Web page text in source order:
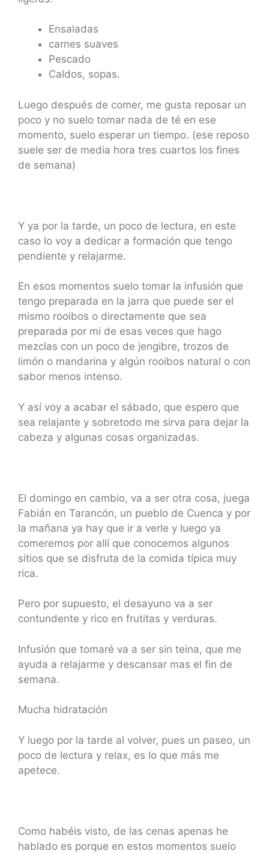
Ensaladas
carnes suaves
Pescado
Caldos, sopas.
Luego después de comer, me gusta reposar un
poco y no suelo tomar nada de té en ese
momento, suelo esperar un tiempo. (ese reposo
suele ser de media hora tres cuartos los fines
de semana)
Y ya por la tarde, un poco de lectura, en este
caso lo voy a dedicar a formación que tengo
pendiente y relajarme.
En esos momentos suelo tomar la infusión que
tengo preparada en la jarra que puede ser el
mismo rooibos o directamente que sea
preparada por mi de esas veces que hago
mezclas con un poco de jengibre, trozos de
limón o mandarina y algún rooibos natural o con
sabor menos intenso.
Y así voy a acabar el sábado, que espero que
sea relajante y sobretodo me sirva para dejar la
cabeza y algunas cosas organizadas.
El domingo en cambio, va a ser otra cosa, juega
Fabián en Tarancón, un pueblo de Cuenca y por
la mañana ya hay que ir a verle y luego ya
comeremos por allí que conocemos algunos
sitios que se disfruta de la comida típica muy
rica.
Pero por supuesto, el desayuno va a ser
contundente y rico en frutitas y verduras.
Infusión que tomaré va a ser sin teina, que me
ayuda a relajarme y descansar mas el fin de
semana.
Mucha hidratación
Y luego por la tarde al volver, pues un paseo, un
poco de lectura y relax, es lo que más me
apetece.
Como habéis visto, de las cenas apenas he
hablado es porque en estos momentos suelo